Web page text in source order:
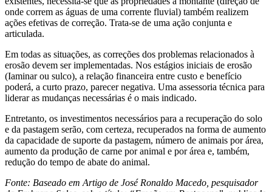
onde correm as águas de uma corrente fluvial) também realizem
ações efetivas de correção. Trata-se de uma ação conjunta e
articulada.
Em todas as situações, as correções dos problemas relacionados à
erosão devem ser implementadas. Nos estágios iniciais de erosão
(Iaminar ou sulco), a relação financeira entre custo e benefício
poderá, a curto prazo, parecer negativa. Uma assessoria técnica para
liderar as mudanças necessárias é o mais indicado.
Entretanto, os investimentos necessários para a recuperação do solo
e da pastagem serão, com certeza, recuperados na forma de aumento
da capacidade de suporte da pastagem, número de animais por área,
aumento da produção de carne por animal e por área e, também,
redução do tempo de abate do animal.
Fonte: Baseado em Artigo de José Ronaldo Macedo, pesquisador